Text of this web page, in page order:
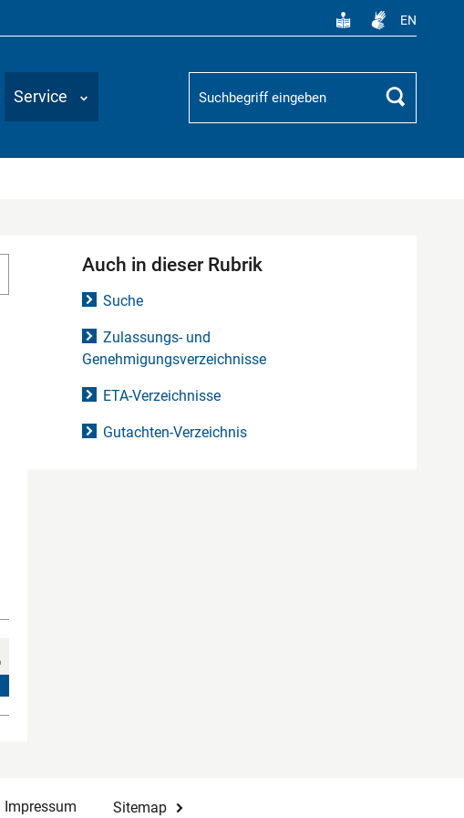
EN
Service
Suchbegriff
Suchen
Auch in dieser Rubrik
Suche
Zulassungs- und
Genehmigungsverzeichnisse
ETA-Verzeichnisse
Gutachten-Verzeichnis
Impressum Sitemap